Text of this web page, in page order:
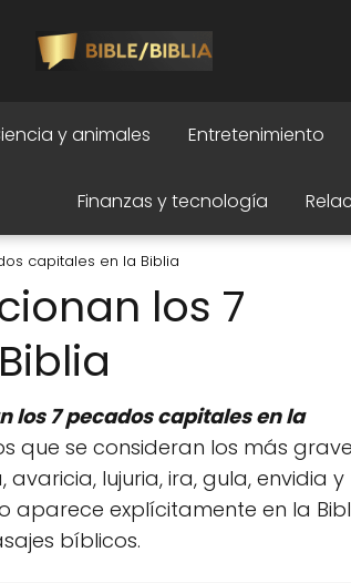
y animales Entretenimiento
Finanzas y tecnología
capitales en la Biblia
los 7
los 7 pecados capitales en la
que se consideran los más
lujuria, ira, gula, envidia y
aparece explícitamente en la
bíblicos.